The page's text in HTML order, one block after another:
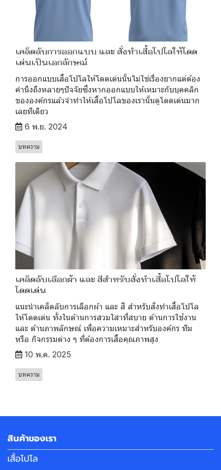
เคล็ดลับการออกแบบ และ สั่งทำเสื้อโปโลให้โดด
เด่นเป็นเอกลักษณ์
การออกแบบเสื้อโปโลให้โดดเด่นนั้นไม่ใช่เรื่องยากแต่ต้อง
คำนึงถึงหลายๆปัจจัยซึ่งหากออกแบบให้เหมาะกับบุคคลิก
ขององค์กรแล้วจำทำให้เสื้อโปโลของเรานั้นดูโดดเด่นมาก
เลยทีเดียว
6 พ.ย. 2024
บทความ
เคล็ดลับเลือกผ้า และ สีสำหรับสั่งทำเสื้อโปโลให้
โดดเด่น
แนะนำเคล็ดลับการเลือกผ้า และ สี สำหรับสั่งทำเสื้อโปโล
ให้โดดเด่น ทั้งในด้านการสวมใสาที่สบาย ด้านการใช้งาน
และ ด้านภาพลักษณ์ เพื่อความเหมาะสำหรับองค์กร ทีม
หรือ กิจกรรมต่าง ๆ ที่ต้องการเสื้อคุณภาพสูง
10 พ.ค. 2025
บทความ
สินค้าของเรา
เสื้อโปโล